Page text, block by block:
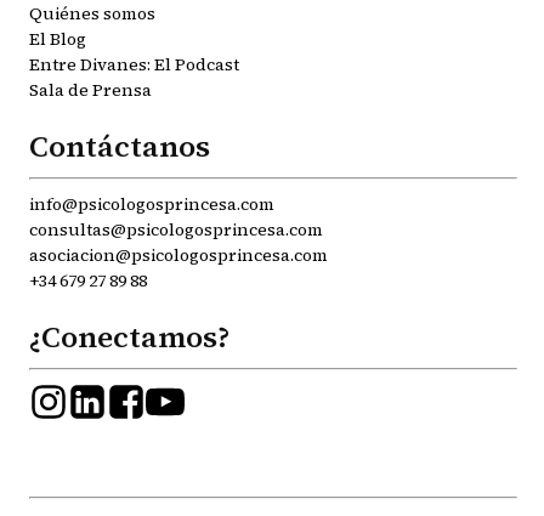
Quiénes somos
El Blog
Entre Divanes: El Podcast
Sala de Prensa
Contáctanos
info@psicologosprincesa.com
consultas@psicologosprincesa.com
asociacion@psicologosprincesa.com
+34 679 27 89 88
¿Conectamos?